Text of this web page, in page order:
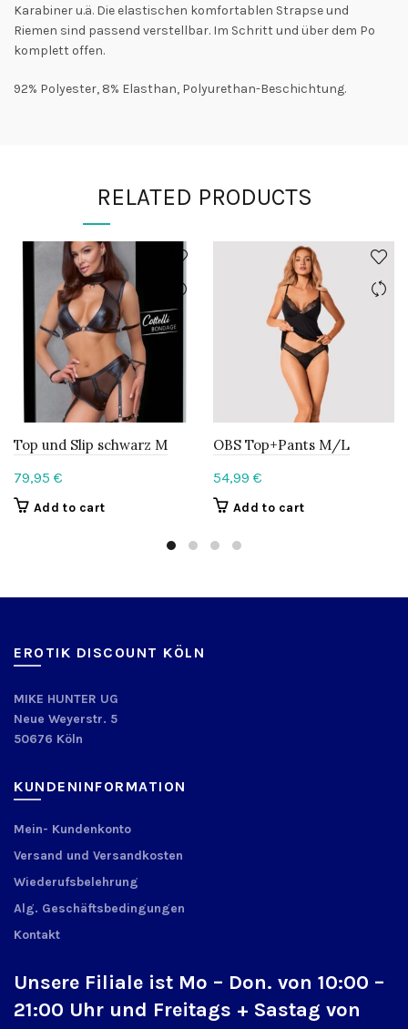
Karabiner u.ä. Die elastischen komfortablen Strapse und
Riemen sind passend verstellbar. Im Schritt und über dem Po
komplett offen.
92% Polyester, 8% Elasthan, Polyurethan-Beschichtung.
RELATED PRODUCTS
Top und Slip schwarz M
79,95 €
Add to cart
OBS Top+Pants M/L
54,99 €
Add to cart
EROTIK DISCOUNT KÖLN
MIKE HUNTER UG
Neue Weyerstr. 5
50676 Köln
KUNDENINFORMATION
Mein- Kundenkonto
Versand und Versandkosten
Wiederufsbelehrung
Alg. Geschäftsbedingungen
Kontakt
Unsere Filiale ist Mo – Don. von 10:00 –
21:00 Uhr und Freitags + Sastag von